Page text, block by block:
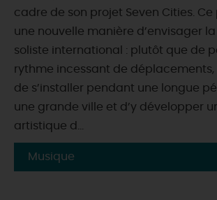
cadre de son projet Seven Cities.
une nouvelle manière d’envisager la
soliste international : plutôt que de
rythme incessant de déplacements,
de s’installer pendant une longue
une grande ville et d’y développer
artistique d...
Musique